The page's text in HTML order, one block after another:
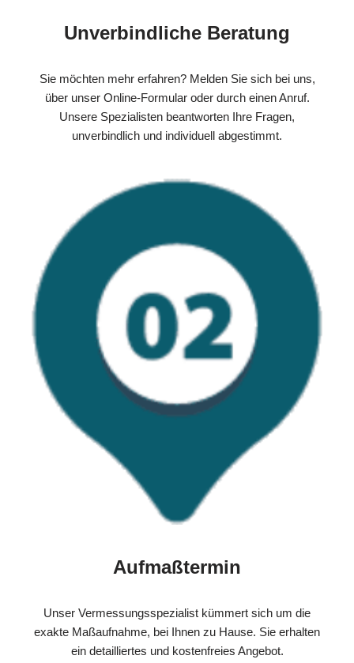
Unverbindliche Beratung
Sie möchten mehr erfahren? Melden Sie sich bei uns,
über unser Online-Formular oder durch einen Anruf.
Unsere Spezialisten beantworten Ihre Fragen,
unverbindlich und individuell abgestimmt.
Aufmaßtermin
Unser Vermessungsspezialist kümmert sich um die
exakte Maßaufnahme, bei Ihnen zu Hause. Sie erhalten
ein detailliertes und kostenfreies Angebot.